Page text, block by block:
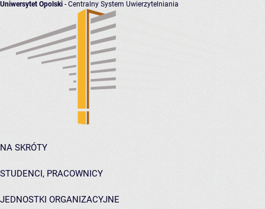
Uniwersytet Opolski - Centralny System Uwierzytelniania
NA SKRÓTY
STUDENCI, PRACOWNICY
JEDNOSTKI ORGANIZACYJNE